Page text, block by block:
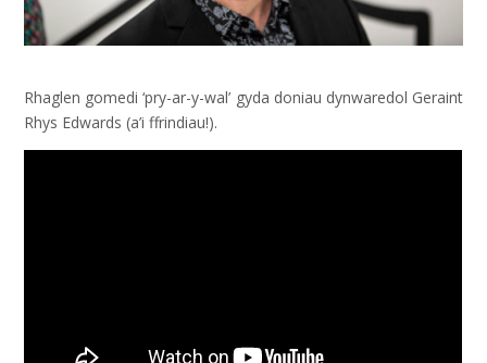
Rhaglen gomedi ‘pry-ar-y-wal’ gyda doniau dynwaredol Geraint
Rhys Edwards (a’i ffrindiau!).